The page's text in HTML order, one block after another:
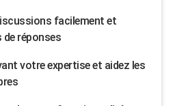
facilement et
réponses
votre expertise et aidez les